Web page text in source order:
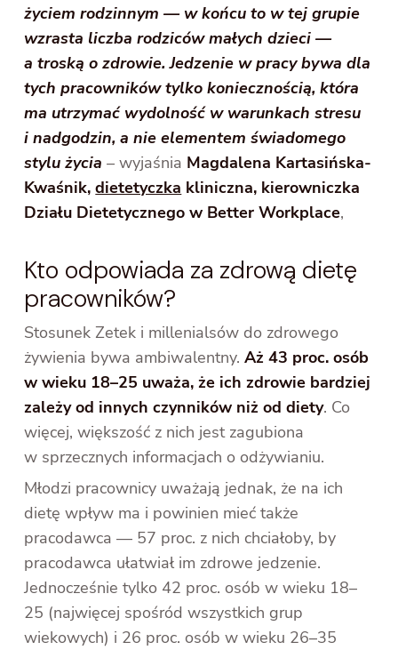
życiem rodzinnym — w końcu to w tej grupie
wzrasta liczba rodziców małych dzieci —
a troską o zdrowie. Jedzenie w pracy bywa dla
tych pracowników tylko koniecznością, która
ma utrzymać wydolność w warunkach stresu
i nadgodzin, a nie elementem świadomego
stylu życia–wyjaśnia Magdalena Kartasińska-
Kwaśnik,dietetyczka kliniczna, kierowniczka
Działu Dietetycznego w Better Workplace,
Kto odpowiada za zdrową dietę
pracowników?
Stosunek Zetek i millenialsów do zdrowego
żywienia bywa ambiwalentny. Aż 43 proc. osób
w wieku 18–25 uważa, że ich zdrowie bardziej
zależy od innych czynników niż od diety. Co
więcej, większość z nich jest zagubiona
w sprzecznych informacjach o odżywianiu.
Młodzi pracownicy uważają jednak, że na ich
dietę wpływ ma i powinien mieć także
pracodawca — 57 proc. z nich chciałoby, by
pracodawca ułatwiał im zdrowe jedzenie.
Jednocześnie tylko 42 proc. osób w wieku 18–
25 (najwięcej spośród wszystkich grup
wiekowych) i 26 proc. osób w wieku 26–35